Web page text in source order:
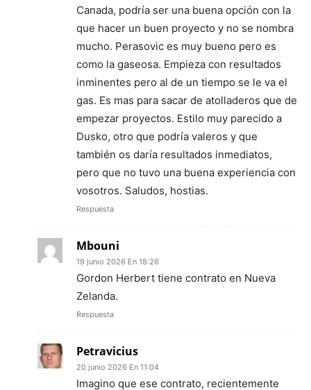
Canada, podría ser una buena opción con la
que hacer un buen proyecto y no se nombra
mucho. Perasovic es muy bueno pero es
como la gaseosa. Empieza con resultados
inminentes pero al de un tiempo se le va el
gas. Es mas para sacar de atolladeros que de
empezar proyectos. Estilo muy parecido a
Dusko, otro que podría valeros y que
también os daría resultados inmediatos,
pero que no tuvo una buena experiencia con
vosotros. Saludos, hostias.
Respuesta
Mbouni
19 junio 2026 En 18:26
Gordon Herbert tiene contrato en Nueva
Zelanda.
Respuesta
Petravicius
20 junio 2026 En 11:04
Imagino que ese contrato, recientemente